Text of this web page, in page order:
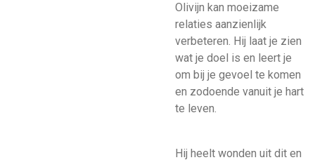
Olivijn kan moeizame
relaties aanzienlijk
verbeteren. Hij laat je zien
wat je doel is en leert je
om bij je gevoel te komen
en zodoende vanuit je hart
te leven.
Hij heelt wonden uit dit en